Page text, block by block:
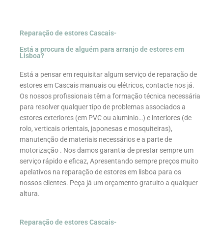
Reparação de estores Cascais-
Está a procura de alguém para arranjo de estores em
Lisboa?
Está a pensar em requisitar algum serviço de reparação de
estores em Cascais manuais ou elétricos, contacte nos já.
Os nossos profissionais têm a formação técnica necessária
para resolver qualquer tipo de problemas associados a
estores exteriores (em PVC ou alumínio…) e interiores (de
rolo, verticais orientais, japonesas e mosquiteiras),
manutenção de materiais necessários e a parte de
motorização . Nos damos garantia de prestar sempre um
serviço rápido e eficaz, Apresentando sempre preços muito
apelativos na reparação de estores em lisboa para os
nossos clientes. Peça já um orçamento gratuito a qualquer
altura.
Reparação de estores Cascais-